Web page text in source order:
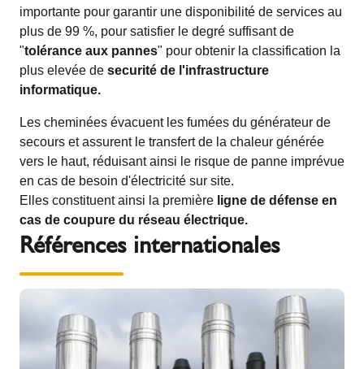
importante pour garantir une disponibilité de services au
plus de 99 %, pour satisfier le degré suffisant de
"tolérance aux pannes" pour obtenir la classification la
plus elevée de securité de l'infrastructure
informatique.
Les cheminées évacuent les fumées du générateur de
secours et assurent le transfert de la chaleur générée
vers le haut, réduisant ainsi le risque de panne imprévue
en cas de besoin d'électricité sur site.
Elles constituent ainsi la première ligne de défense en
cas de coupure du réseau électrique.
Références internationales